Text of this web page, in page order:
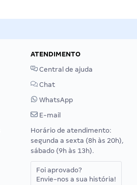
ATENDIMENTO
Central de ajuda
Chat
WhatsApp
E-mail
Horário de atendimento:
segunda a sexta (8h às 20h),
sábado (9h às 13h).
Foi aprovado?
Envie-nos a sua história!